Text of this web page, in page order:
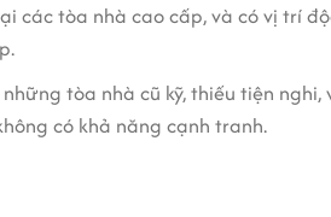
các tòa nhà cao cấp, và có vị trí
tòa nhà cũ kỹ, thiếu tiện
có khả năng cạnh tranh.